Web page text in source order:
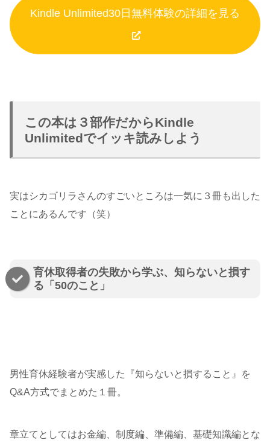
Kindle Unlimited30日無料体験の詳細を見る
この本は３部作だからKindle
Unlimitedでイッキ読みしよう
実はシカゴリラさんのすごいところは一気に３冊も出した
ことにあるんです（笑）
育休取得者の失敗から学ぶ、知らないと損す
る「50のこと」
男性育休経験者が実感した『知らないと損すること』を
Q&A方式でまとめた１冊。
章立てとしてはお金編、制度編、準備編、基礎知識編とな